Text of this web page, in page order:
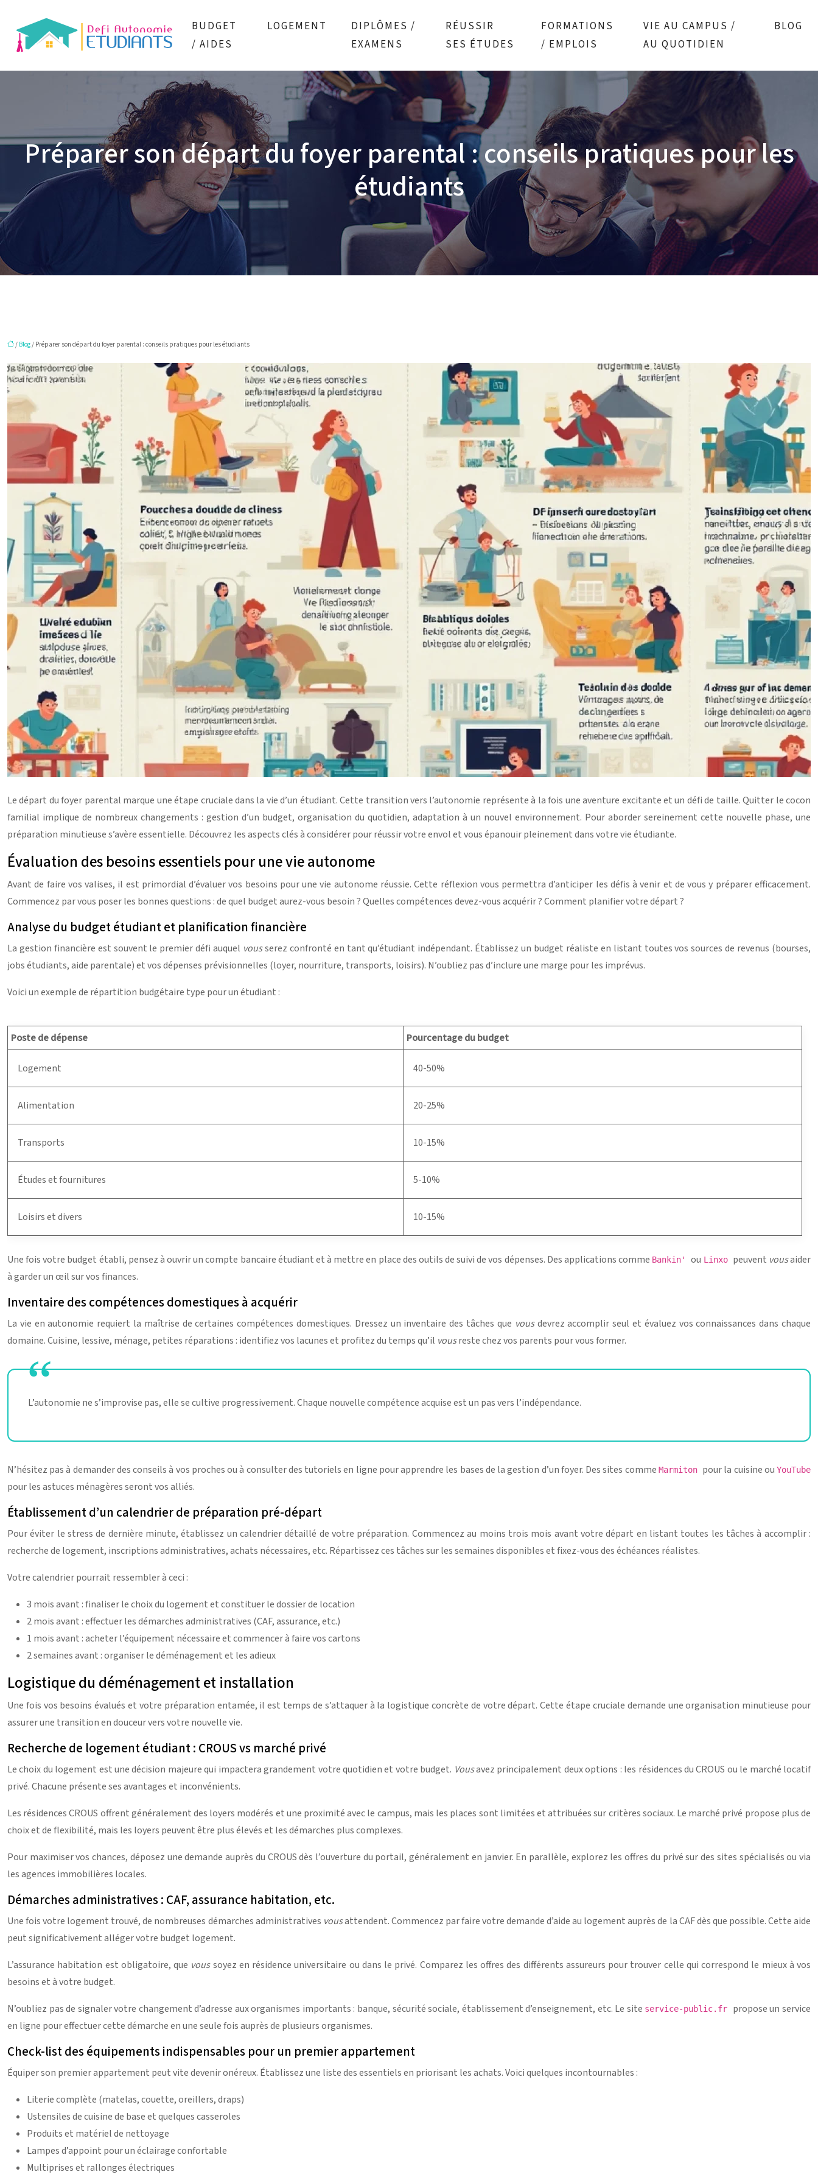
BUDGET
/ AIDES
LOGEMENT
DIPLÔMES /
EXAMENS
RÉUSSIR
SES ÉTUDES
FORMATIONS
/ EMPLOIS
VIE AU CAMPUS /
AU QUOTIDIEN
BLOG
Préparer son départ du foyer parental : conseils pratiques pour les
étudiants
/ Blog/ Préparer son départ du foyer parental : conseils pratiques pour les étudiants
Le départ du foyer parental marque une étape cruciale dans la vie d’un étudiant. Cette transition vers l’autonomie représente à la fois une aventure excitante et un défi de taille. Quitter le cocon
familial implique de nombreux changements : gestion d’un budget, organisation du quotidien, adaptation à un nouvel environnement. Pour aborder sereinement cette nouvelle phase, une
préparation minutieuse s’avère essentielle. Découvrez les aspects clés à considérer pour réussir votre envol et vous épanouir pleinement dans votre vie étudiante.
Évaluation des besoins essentiels pour une vie autonome
Avant de faire vos valises, il est primordial d’évaluer vos besoins pour une vie autonome réussie. Cette réflexion vous permettra d’anticiper les défis à venir et de vous y préparer efficacement.
Commencez par vous poser les bonnes questions : de quel budget aurez-vous besoin ? Quelles compétences devez-vous acquérir ? Comment planifier votre départ ?
Analyse du budget étudiant et planification financière
La gestion financière est souvent le premier défi auquel vousserez confronté en tant qu’étudiant indépendant. Établissez un budget réaliste en listant toutes vos sources de revenus (bourses,
jobs étudiants, aide parentale) et vos dépenses prévisionnelles (loyer, nourriture, transports, loisirs). N’oubliez pas d’inclure une marge pour les imprévus.
Voici un exemple de répartition budgétaire type pour un étudiant :
Poste de dépense Pourcentage du budget
Logement 40-50%
Alimentation 20-25%
Transports 10-15%
Études et fournitures 5-10%
Loisirs et divers 10-15%
Une fois votre budget établi, pensez à ouvrir un compte bancaire étudiant et à mettre en place des outils de suivi de vos dépenses. Des applications comme Bankin'ou Linxo peuvent vousaider
à garder un œil sur vos finances.
Inventaire des compétences domestiques à acquérir
La vie en autonomie requiert la maîtrise de certaines compétences domestiques. Dressez un inventaire des tâches que vousdevrez accomplir seul et évaluez vos connaissances dans chaque
domaine. Cuisine, lessive, ménage, petites réparations : identifiez vos lacunes et profitez du temps qu’il vousreste chez vos parents pour vous former.
L’autonomie ne s’improvise pas, elle se cultive progressivement. Chaque nouvelle compétence acquise est un pas vers l’indépendance.
N’hésitez pas à demander des conseils à vos proches ou à consulter des tutoriels en ligne pour apprendre les bases de la gestion d’un foyer. Des sites comme Marmiton pour la cuisine ouYouTube
pour les astuces ménagères seront vos alliés.
Établissement d’un calendrier de préparation pré-départ
Pour éviter le stress de dernière minute, établissez un calendrier détaillé de votre préparation. Commencez au moins trois mois avant votre départ en listant toutes les tâches à accomplir :
recherche de logement, inscriptions administratives, achats nécessaires, etc. Répartissez ces tâches sur les semaines disponibles et fixez-vous des échéances réalistes.
Votre calendrier pourrait ressembler à ceci :
3 mois avant : finaliser le choix du logement et constituer le dossier de location
2 mois avant : effectuer les démarches administratives (CAF, assurance, etc.)
1 mois avant : acheter l’équipement nécessaire et commencer à faire vos cartons
2 semaines avant : organiser le déménagement et les adieux
Logistique du déménagement et installation
Une fois vos besoins évalués et votre préparation entamée, il est temps de s’attaquer à la logistique concrète de votre départ. Cette étape cruciale demande une organisation minutieuse pour
assurer une transition en douceur vers votre nouvelle vie.
Recherche de logement étudiant : CROUS vs marché privé
Le choix du logement est une décision majeure qui impactera grandement votre quotidien et votre budget. Vousavez principalement deux options : les résidences du CROUS ou le marché locatif
privé. Chacune présente ses avantages et inconvénients.
Les résidences CROUS offrent généralement des loyers modérés et une proximité avec le campus, mais les places sont limitées et attribuées sur critères sociaux. Le marché privé propose plus de
choix et de flexibilité, mais les loyers peuvent être plus élevés et les démarches plus complexes.
Pour maximiser vos chances, déposez une demande auprès du CROUS dès l’ouverture du portail, généralement en janvier. En parallèle, explorez les offres du privé sur des sites spécialisés ou via
les agences immobilières locales.
Démarches administratives : CAF, assurance habitation, etc.
Une fois votre logement trouvé, de nombreuses démarches administratives vousattendent. Commencez par faire votre demande d’aide au logement auprès de la CAF dès que possible. Cette aide
peut significativement alléger votre budget logement.
L’assurance habitation est obligatoire, que voussoyez en résidence universitaire ou dans le privé. Comparez les offres des différents assureurs pour trouver celle qui correspond le mieux à vos
besoins et à votre budget.
N’oubliez pas de signaler votre changement d’adresse aux organismes importants : banque, sécurité sociale, établissement d’enseignement, etc. Le site service-public.fr propose un service
en ligne pour effectuer cette démarche en une seule fois auprès de plusieurs organismes.
Check-list des équipements indispensables pour un premier appartement
Équiper son premier appartement peut vite devenir onéreux. Établissez une liste des essentiels en priorisant les achats. Voici quelques incontournables :
Literie complète (matelas, couette, oreillers, draps)
Ustensiles de cuisine de base et quelques casseroles
Produits et matériel de nettoyage
Lampes d’appoint pour un éclairage confortable
Multiprises et rallonges électriques